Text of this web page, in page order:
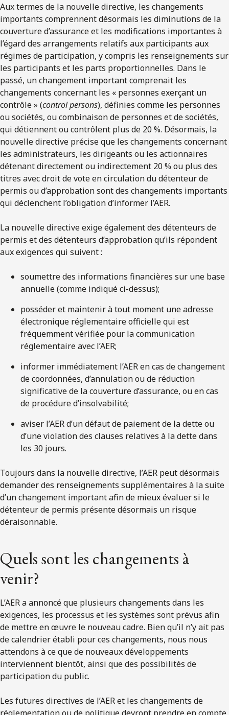
Aux termes de la nouvelle directive, les changements
importants comprennent désormais les diminutions de la
couverture d’assurance et les modifications importantes à
l’égard des arrangements relatifs aux participants aux
régimes de participation, y compris les renseignements sur
les participants et les parts proportionnelles. Dans le
passé, un changement important comprenait les
changements concernant les « personnes exerçant un
contrôle » (control persons), définies comme les personnes
ou sociétés, ou combinaison de personnes et de sociétés,
qui détiennent ou contrôlent plus de 20 %. Désormais, la
nouvelle directive précise que les changements concernant
les administrateurs, les dirigeants ou les actionnaires
détenant directement ou indirectement 20 % ou plus des
titres avec droit de vote en circulation du détenteur de
permis ou d’approbation sont des changements importants
qui déclenchent l’obligation d’informer l’AER.
La nouvelle directive exige également des détenteurs de
permis et des détenteurs d’approbation qu’ils répondent
aux exigences qui suivent :
soumettre des informations financières sur une base
annuelle (comme indiqué ci-dessus);
posséder et maintenir à tout moment une adresse
électronique réglementaire officielle qui est
fréquemment vérifiée pour la communication
réglementaire avec l’AER;
informer immédiatement l’AER en cas de changement
de coordonnées, d’annulation ou de réduction
significative de la couverture d’assurance, ou en cas
de procédure d’insolvabilité;
aviser l’AER d’un défaut de paiement de la dette ou
d’une violation des clauses relatives à la dette dans
les 30 jours.
Toujours dans la nouvelle directive, l’AER peut désormais
demander des renseignements supplémentaires à la suite
d’un changement important afin de mieux évaluer si le
détenteur de permis présente désormais un risque
déraisonnable.
Quels sont les changements à
venir?
L’AER a annoncé que plusieurs changements dans les
exigences, les processus et les systèmes sont prévus afin
de mettre en œuvre le nouveau cadre. Bien qu’il n’y ait pas
de calendrier établi pour ces changements, nous nous
attendons à ce que de nouveaux développements
interviennent bientôt, ainsi que des possibilités de
participation du public.
Les futures directives de l’AER et les changements de